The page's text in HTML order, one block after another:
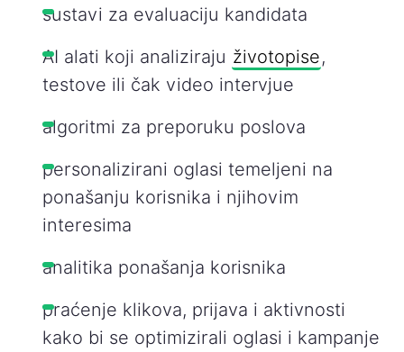
sustavi za evaluaciju kandidata
AI alati koji analiziraju životopise,
testove ili čak video intervjue
algoritmi za preporuku poslova
personalizirani oglasi temeljeni na
ponašanju korisnika i njihovim
interesima
analitika ponašanja korisnika
praćenje klikova, prijava i aktivnosti
kako bi se optimizirali oglasi i kampanje